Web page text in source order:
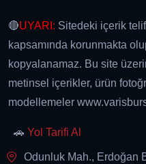
🔴UYARI: Sitedeki içerik telif
kapsamında korunmakta
kopyalanamaz. Bu site
metinsel içerikler, ürün
modellemeler
🚗 Yol Tarifi Al
Odunluk Mah., Erdoğan